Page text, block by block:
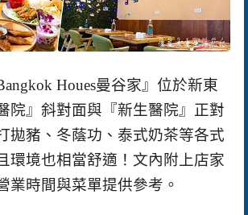
Houes曼谷家』位於新東
院』斜對面與『新生醫院』正對
拋豬、冬蔭功、泰式奶茶等各式
環境也相當舒適！ 文內附上店家
業時間與菜單提供參考。